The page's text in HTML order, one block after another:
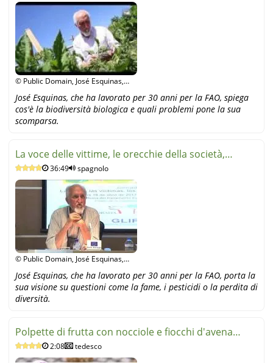
© Public Domain, José Esquinas,
José Esquinas, che ha lavorato per 30 anni per la FAO, spiega
cos'è la biodiversità biologica e quali problemi pone la sua
scomparsa.
La voce delle vittime, le orecchie della società,
J.Esquinas
36:49 spagnolo
© Public Domain, José Esquinas,
José Esquinas, che ha lavorato per 30 anni per la FAO, porta la
sua visione su questioni come la fame, i pesticidi o la perdita di
diversità.
Polpette di frutta con nocciole e fiocchi d'avena
(video)2:08 tedesco